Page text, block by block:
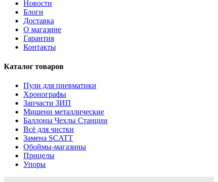
Новости
Блоги
Доставка
О магазине
Гарантия
Контакты
Каталог товаров
Пули для пневматики
Хронографы
Запчасти ЗИП
Мишени металлические
Баллоны Чехлы Станции
Всё для чистки
Замена SCATT
Обоймы-магазины
Прицелы
Упоры